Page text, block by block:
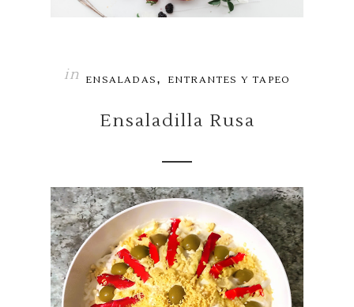
in ENSALADAS , ENTRANTES Y TAPEO
Ensaladilla Rusa